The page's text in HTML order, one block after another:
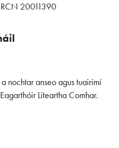
20011390
nochtar anseo agus tuairimí
Liteartha Comhar.